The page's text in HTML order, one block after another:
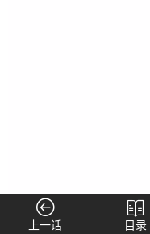
上一话 目录